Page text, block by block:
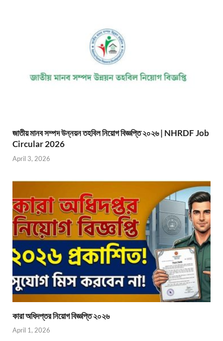
জাতীয় মানব সম্পদ উন্নয়ন তহবিল নিয়োগ বিজ্ঞপ্তি ২০২৬ | NHRDF Job
Circular 2026
April 3, 2026
কারা অধিদপ্তর নিয়োগ বিজ্ঞপ্তি ২০২৬
April 1, 2026